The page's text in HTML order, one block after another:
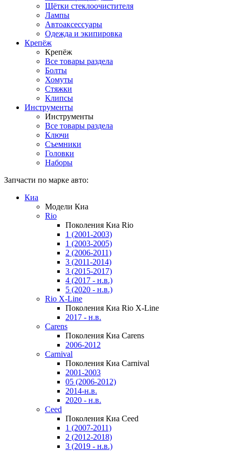
Щётки стеклоочистителя
Лампы
Автоаксессуары
Одежда и экипировка
Крепёж
Крепёж
Все товары раздела
Болты
Хомуты
Стяжки
Клипсы
Инструменты
Инструменты
Все товары раздела
Ключи
Съемники
Головки
Наборы
Запчасти по марке авто:
Киа
Модели Киа
Rio
Поколения Киа Rio
1 (2001-2003)
1 (2003-2005)
2 (2006-2011)
3 (2011-2014)
3 (2015-2017)
4 (2017 - н.в.)
5 (2020 - н.в.)
Rio X-Line
Поколения Киа Rio X-Line
2017 - н.в.
Carens
Поколения Киа Carens
2006-2012
Carnival
Поколения Киа Carnival
2001-2003
05 (2006-2012)
2014-н.в.
2020 - н.в.
Ceed
Поколения Киа Ceed
1 (2007-2011)
2 (2012-2018)
3 (2019 - н.в.)